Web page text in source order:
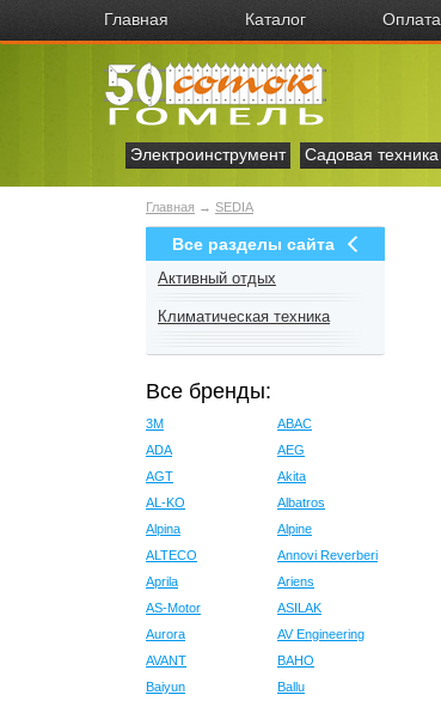
Главная Каталог Оплата
Электроинструмент Садовая техника
Главная → SEDIA
Все разделы сайта
Активный отдых
Климатическая техника
Все бренды:
3M
ABAC
ADA
AEG
AGT
Akita
AL-KO
Albatros
Alpina
Alpine
ALTECO
Annovi Reverberi
Aprila
Ariens
AS-Motor
ASILAK
Aurora
AV Engineering
AVANT
BAHO
Baiyun
Ballu